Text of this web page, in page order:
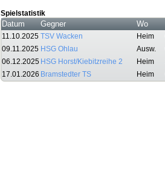
Spielstatistik
Datum Gegner Wo
11.10.2025 TSV Wacken Heim
09.11.2025 HSG Ohlau Ausw.
06.12.2025 HSG Horst/Kiebitzreihe 2 Heim
17.01.2026 Bramstedter TS Heim